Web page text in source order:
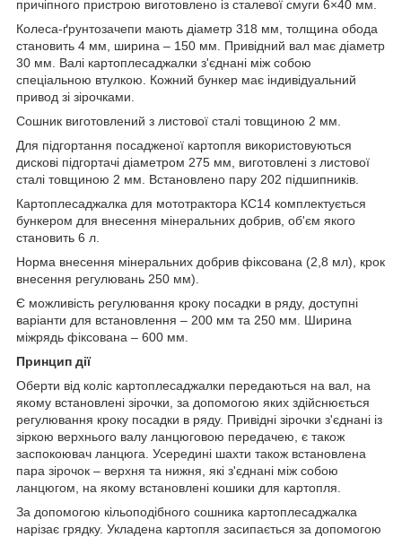
причіпного пристрою виготовлено із сталевої смуги 6×40 мм.
Колеса-ґрунтозачепи мають діаметр 318 мм, толщина обода
становить 4 мм, ширина – 150 мм. Привідний вал має діаметр
30 мм. Валі картоплесаджалки з'єднані між собою
спеціальною втулкою. Кожний бункер має індивідуальний
привод зі зірочками.
Сошник виготовлений з листової сталі товщиною 2 мм.
Для підгортання посадженої картопля використовуються
дискові підгортачі діаметром 275 мм, виготовлені з листової
сталі товщиною 2 мм. Встановлено пару 202 підшипників.
Картоплесаджалка для мототрактора КС14 комплектується
бункером для внесення мінеральних добрив, об'єм якого
становить 6 л.
Норма внесення мінеральних добрив фіксована (2,8 мл), крок
внесення регулювань 250 мм).
Є можливість регулювання кроку посадки в ряду, доступні
варіанти для встановлення – 200 мм та 250 мм. Ширина
міжрядь фіксована – 600 мм.
Принцип дії
Оберти від коліс картоплесаджалки передаються на вал, на
якому встановлені зірочки, за допомогою яких здійснюється
регулювання кроку посадки в ряду. Привідні зірочки з'єднані із
зіркою верхнього валу ланцюговою передачею, є також
заспокоювач ланцюга. Усередині шахти також встановлена
пара зірочок – верхня та нижня, які з'єднані між собою
ланцюгом, на якому встановлені кошики для картопля.
За допомогою кільоподібного сошника картоплесаджалка
нарізає грядку. Укладена картопля засипається за допомогою